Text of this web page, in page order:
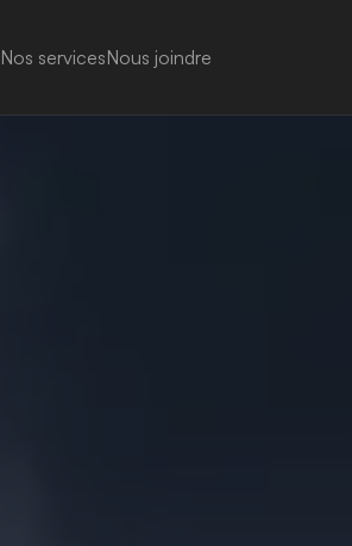
Nos servicesNous joindre